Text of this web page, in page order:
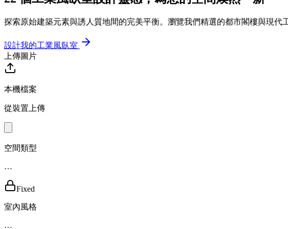
探索原始建築元素與誘人質地間的完美平衡。瀏覽我們精選的都市閣樓與現代
設計我的工業風臥室
上傳圖片
本機檔案
從裝置上傳
空間類型
…
Fixed
室內風格
…